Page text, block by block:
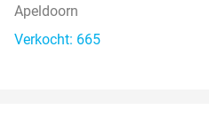
Apeldoorn
Verkocht: 665